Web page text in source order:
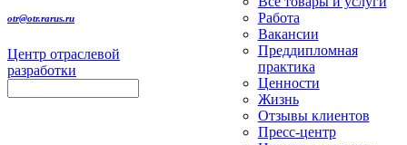
otr@otr.rarus.ru
Центр отраслевой
разработки
Работа
Вакансии
Преддипломная
практика
Ценности
Жизнь
Отзывы клиентов
Пресс-центр